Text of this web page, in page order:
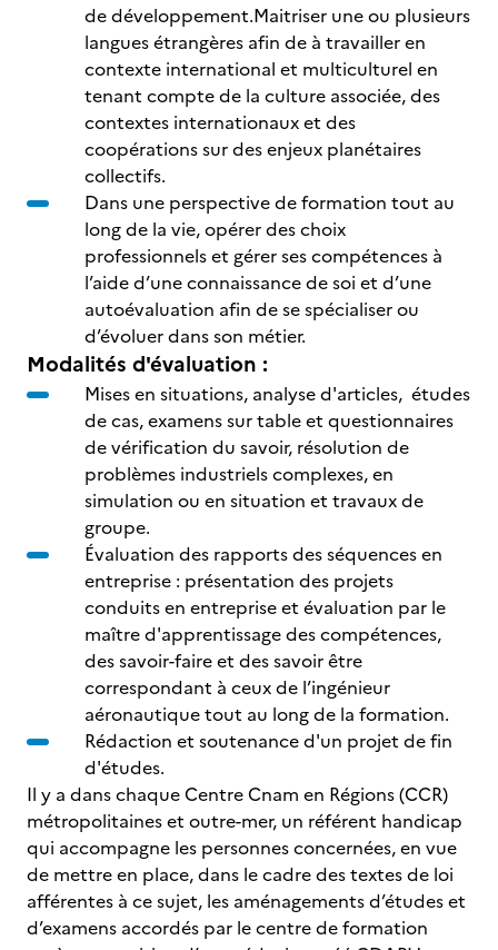
de développement.Maitriser une ou plusieurs
langues étrangères afin de à travailler en
contexte international et multiculturel en
tenant compte de la culture associée, des
contextes internationaux et des
coopérations sur des enjeux planétaires
collectifs.
Dans une perspective de formation tout au
long de la vie, opérer des choix
professionnels et gérer ses compétences à
l’aide d’une connaissance de soi et d’une
autoévaluation afin de se spécialiser ou
d’évoluer dans son métier.
Modalités d'évaluation :
Mises en situations, analyse d'articles, études
de cas, examens sur table et questionnaires
de vérification du savoir, résolution de
problèmes industriels complexes, en
simulation ou en situation et travaux de
groupe.
Évaluation des rapports des séquences en
entreprise : présentation des projets
conduits en entreprise et évaluation par le
maître d'apprentissage des compétences,
des savoir-faire et des savoir être
correspondant à ceux de l’ingénieur
aéronautique tout au long de la formation.
Rédaction et soutenance d'un projet de fin
d'études.
Il y a dans chaque Centre Cnam en Régions (CCR)
métropolitaines et outre-mer, un référent handicap
qui accompagne les personnes concernées, en vue
de mettre en place, dans le cadre des textes de loi
afférentes à ce sujet, les aménagements d’études et
d’examens accordés par le centre de formation